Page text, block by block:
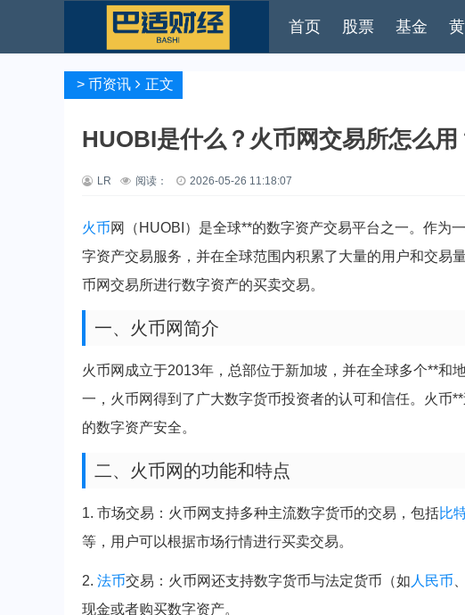
首页 股票 基金
> 币资讯 正文
HUOBI是什么？火币网交易所怎么用
LR 阅读： 2026-05-26 11:18:07
火币网（HUOBI）是全球**的数字资产交易平台之一。作为
字资产交易服务，并在全球范围内积累了大量的用户和交易
币网交易所进行数字资产的买卖交易。
一、火币网简介
火币网成立于2013年，总部位于新加坡，并在全球多个**和
一，火币网得到了广大数字货币投资者的认可和信任。火币
的数字资产安全。
二、火币网的功能和特点
1. 市场交易：火币网支持多种主流数字货币的交易，包括比
等，用户可以根据市场行情进行买卖交易。
2. 法币交易：火币网还支持数字货币与法定货币（如 人民币
现金或者购买数字资产。